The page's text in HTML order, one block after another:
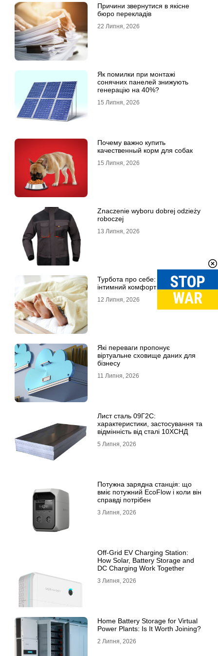
Причини звернутися в якісне
бюро перекладів
22 Липня, 2026
Як помилки при монтажі
сонячних панелей знижують
генерацію на 40%?
15 Липня, 2026
Почему важно купить
качественный корм для собак
15 Липня, 2026
Znaczenie wyboru dobrej odzieży
roboczej
13 Липня, 2026
Турбота про себе: чому
інтимний комфорт важливий
12 Липня, 2026
Які переваги пропонує
віртуальне сховище даних для
бізнесу
11 Липня, 2026
Лист сталь 09Г2С:
характеристики, застосування та
відмінність від сталі 10ХСНД
5 Липня, 2026
Потужна зарядна станція: що
вміє потужний EcoFlow і коли він
справді потрібен
3 Липня, 2026
Off-Grid EV Charging Station:
How Solar, Battery Storage and
DC Charging Work Together
3 Липня, 2026
Home Battery Storage for Virtual
Power Plants: Is It Worth Joining?
2 Липня, 2026